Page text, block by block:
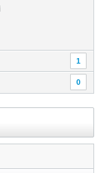
1
0